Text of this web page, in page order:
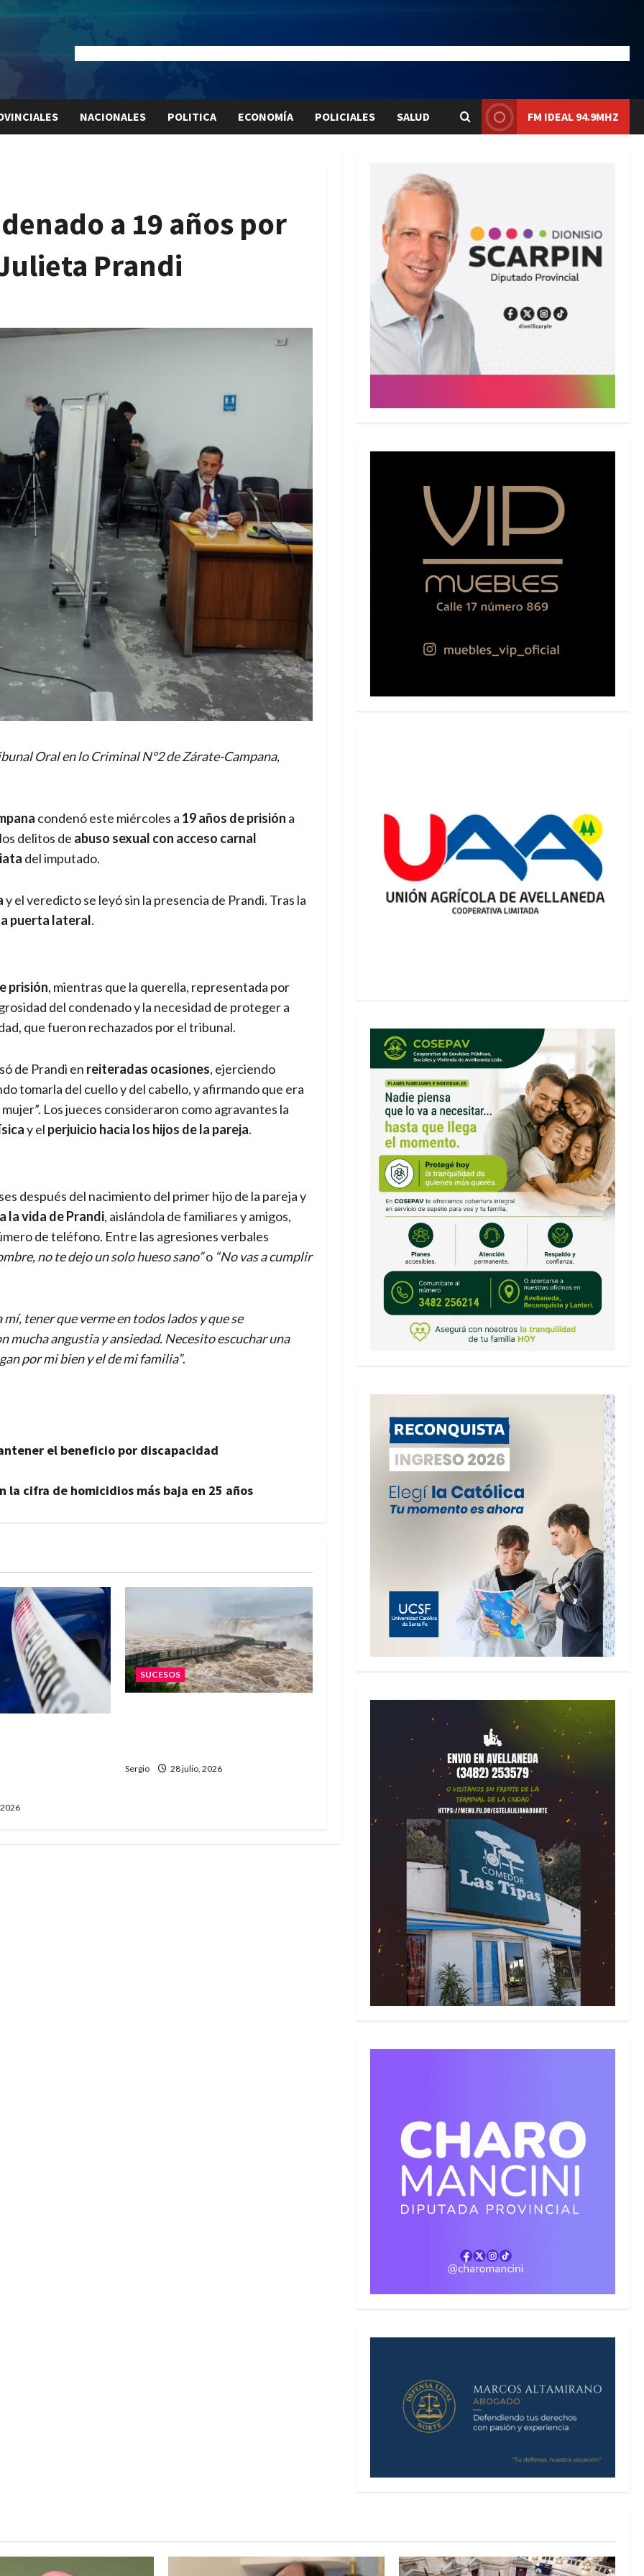
NACIONALES POLITICA ECONOMÍA POLICIALES SALUD FM IDEAL 94.9MHZ
a 19 años por
Prandi
Oral en lo Criminal N°2 de Zárate-Campana,
condenó este miércoles a 19 años de prisión a
delitos de abuso sexual con acceso carnal
del imputado.
y el veredicto se leyó sin la presencia de Prandi. Tras la
puerta lateral.
prisión, mientras que la querella, representada por
del condenado y la necesidad de proteger a
que fueron rechazados por el tribunal.
de Prandi en reiteradas ocasiones, ejerciendo
tomarla del cuello y del cabello, y afirmando que era
Los jueces consideraron como agravantes la
y el perjuicio hacia los hijos de la pareja.
después del nacimiento del primer hijo de la pareja y
la vida de Prandi, aislándola de familiares y amigos,
de teléfono. Entre las agresiones verbales
no te dejo un solo hueso sano”o “No vas a cumplir
mí, tener que verme en todos lados y que se
mucha angustia y ansiedad. Necesito escuchar una
por mi bien y el de mi familia”.
el beneficio por discapacidad
cifra de homicidios más baja en 25 años
SUCESOS
Sergio 28 julio, 2026